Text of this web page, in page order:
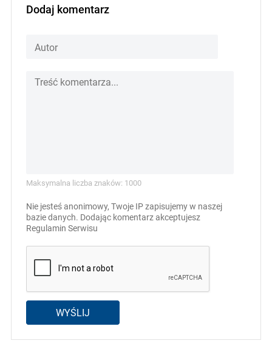
Dodaj komentarz
Maksymalna liczba znaków: 1000
Nie jesteś anonimowy, Twoje IP zapisujemy w naszej
bazie danych. Dodając komentarz akceptujesz
Regulamin Serwisu
WYŚLIJ